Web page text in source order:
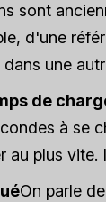
sont
d'une
une
de
à se
au plus
On parle